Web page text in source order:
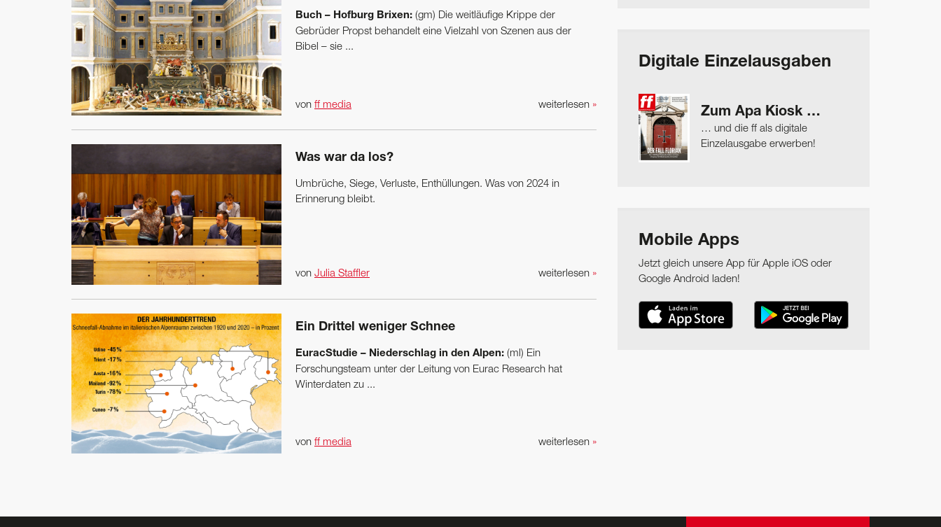
Buch – Hofburg Brixen: (gm) Die weitläufige Krippe der
Gebrüder Propst behandelt eine Vielzahl von Szenen aus der
Bibel – sie ...
weiterlesen »
von ff media
Was war da los?
Umbrüche, Siege, Verluste, Enthüllungen. Was von 2024 in
Erinnerung bleibt.
weiterlesen »
von Julia Staffler
Ein Drittel weniger Schnee
EuracStudie – Niederschlag in den Alpen: (ml) Ein
Forschungsteam unter der Leitung von Eurac Research hat
Winterdaten zu ...
weiterlesen »
von ff media
Digitale Einzelausgaben
Zum Apa Kiosk …
… und die ff als digitale
Einzelausgabe erwerben!
Mobile Apps
Jetzt gleich unsere App für Apple iOS oder
Google Android laden!